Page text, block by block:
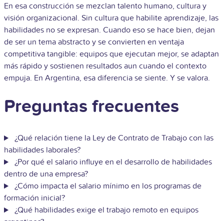
En esa construcción se mezclan talento humano, cultura y
visión organizacional. Sin cultura que habilite aprendizaje, las
habilidades no se expresan. Cuando eso se hace bien, dejan
de ser un tema abstracto y se convierten en ventaja
competitiva tangible: equipos que ejecutan mejor, se adaptan
más rápido y sostienen resultados aun cuando el contexto
empuja. En Argentina, esa diferencia se siente. Y se valora.
Preguntas frecuentes
¿Qué relación tiene la Ley de Contrato de Trabajo con las
habilidades laborales?
¿Por qué el salario influye en el desarrollo de habilidades
dentro de una empresa?
¿Cómo impacta el salario mínimo en los programas de
formación inicial?
¿Qué habilidades exige el trabajo remoto en equipos